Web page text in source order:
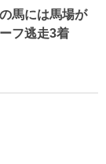
馬には馬場が
フ逃走3着